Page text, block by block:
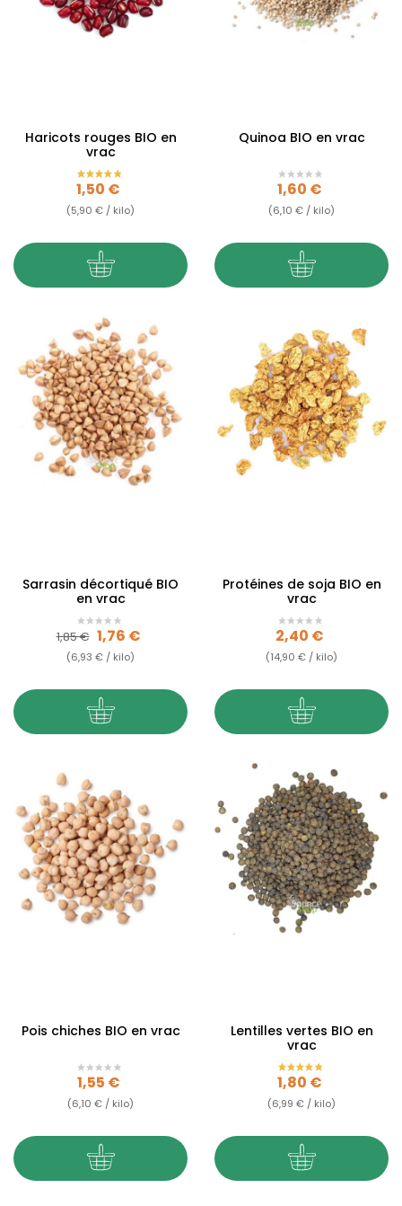
Haricots rouges BIO en
vrac
Prix
1,50 €
(5,90 € / kilo)
Quinoa BIO en vrac
Prix
1,60 €
(6,10 € / kilo)
Sarrasin décortiqué BIO
en vrac
Prix de base
1,85 € Prix
1,76 €
(6,93 € / kilo)
Protéines de soja BIO en
vrac
Prix
2,40 €
(14,90 € / kilo)
Pois chiches BIO en vrac
Prix
1,55 €
(6,10 € / kilo)
Lentilles vertes BIO en
vrac
Prix
1,80 €
(6,99 € / kilo)